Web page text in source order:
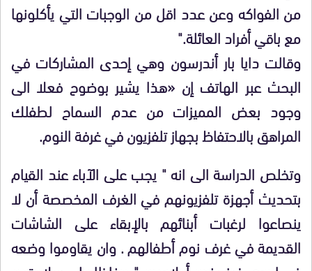
من الفواكه وعن عدد اقل من الوجبات التي يأكلونها
مع باقي أفراد العائلة."
وقالت دايا بار أندرسون وهي إحدى المشاركات في
البحث عبر الهاتف إن «هذا يشير بوضوح فعلا الى
وجود بعض المميزات من عدم السماح لطفلك
المراهق بالاحتفاظ بجهاز تلفزيون في غرفة النوم.
وتخلص الدراسة الى انه " يجب على الآباء عند القيام
بتحديث أجهزة تلفزيونهم في الغرف المخصصة أن لا
ينصاعوا لرغبات أبنائهم بالإبقاء على الشاشات
القديمة في غرف نوم أطفالهم . وان يقاوموا وضعه